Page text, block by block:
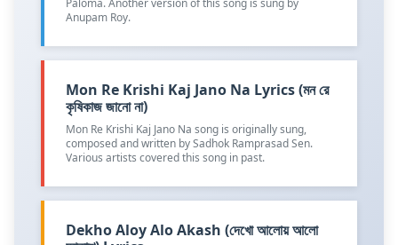
Anupam Roy.
Mon Re Krishi Kaj Jano Na Lyrics (মন রে
কৃষিকাজ জানো না)
Mon Re Krishi Kaj Jano Na song is originally sung,
composed and written by Sadhok Ramprasad Sen.
Various artists covered this song in past.
Dekho Aloy Alo Akash (দেখো আলোয় আলো